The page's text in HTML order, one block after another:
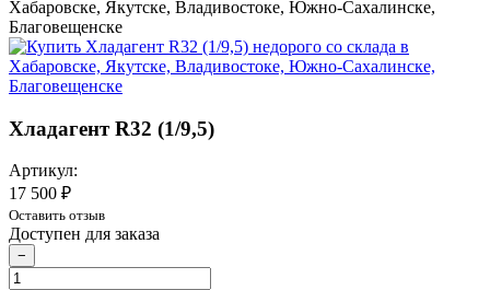
Хладагент R32 (1/9,5)
Артикул:
17 500 ₽
Оставить отзыв
Доступен для заказа
−